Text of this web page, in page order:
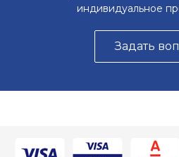
индивидуальное
Задать